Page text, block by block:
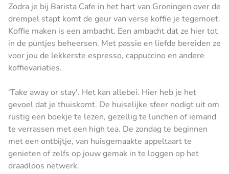
Zodra je bij Barista Cafe in het hart van Groningen over de
drempel stapt komt de geur van verse koffie je tegemoet.
Koffie maken is een ambacht. Een ambacht dat ze hier tot
in de puntjes beheersen. Met passie en liefde bereiden ze
voor jou de lekkerste espresso, cappuccino en andere
koffievariaties.
‘Take away or stay'. Het kan allebei. Hier heb je het
gevoel dat je thuiskomt. De huiselijke sfeer nodigt uit om
rustig een boekje te lezen, gezellig te lunchen of iemand
te verrassen met een high tea. De zondag te beginnen
met een ontbijtje, van huisgemaakte appeltaart te
genieten of zelfs op jouw gemak in te loggen op het
draadloos netwerk.